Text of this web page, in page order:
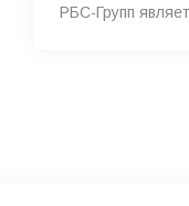
РБС-Групп